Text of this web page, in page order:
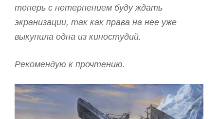
теперь с нетерпением буду ждать
экранизации, так как права на нее уже
выкупила одна из киностудий.
Рекомендую к прочтению.